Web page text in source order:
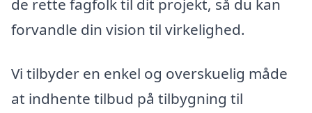
de rette fagfolk til dit projekt, så du kan
forvandle din vision til virkelighed.
Vi tilbyder en enkel og overskuelig måde
at indhente tilbud på tilbygning til